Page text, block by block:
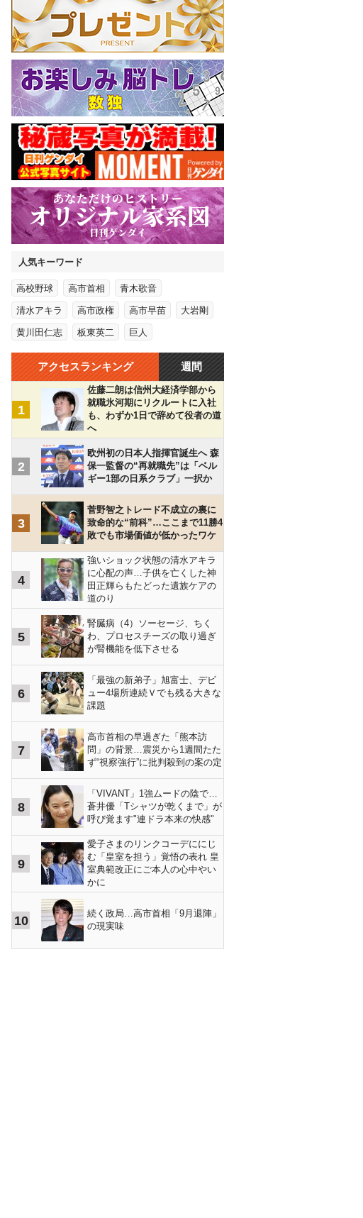
人気キーワード
高校野球 高市首相 青木歌音
清水アキラ 高市政権 高市早苗 大岩剛
黄川田仁志 板東英二 巨人
アクセスランキング 週間
1
佐藤二朗は信州大経済学部から
就職氷河期にリクルートに入社
も、わずか1日で辞めて役者の道
へ
2
欧州初の日本人指揮官誕生へ 森
保一監督の“再就職先”は「ベル
ギー1部の日系クラブ」一択か
3
菅野智之トレード不成立の裏に
致命的な“前科”…ここまで11勝4
敗でも市場価値が低かったワケ
4
強いショック状態の清水アキラ
に心配の声…子供を亡くした神
田正輝らもたどった遺族ケアの
道のり
5
腎臓病（4）ソーセージ、ちく
わ、プロセスチーズの取り過ぎ
が腎機能を低下させる
6
「最強の新弟子」旭富士、デビ
ュー4場所連続Ｖでも残る大きな
課題
7
高市首相の早過ぎた「熊本訪
問」の背景…震災から1週間たた
ず“視察強行”に批判殺到の案の定
8
「VIVANT」1強ムードの陰で…
蒼井優「Tシャツが乾くまで」が
呼び覚ます"連ドラ本来の快感"
9
愛子さまのリンクコーデににじ
む「皇室を担う」覚悟の表れ 皇
室典範改正にご本人の心中やい
かに
10
続く政局…高市首相「9月退陣」
の現実味